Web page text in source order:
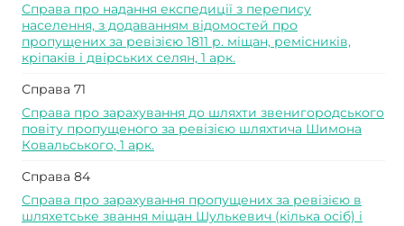
Справа про надання експедиції з перепису
населення, з додаванням відомостей про
пропущених за ревізією 1811 р. міщан, ремісників,
кріпаків і двірських селян, 1 арк.
Справа 71
Справа про зарахування до шляхти звенигородського
повіту пропущеного за ревізією шляхтича Шимона
Ковальського, 1 арк.
Справа 84
Справа про зарахування пропущених за ревізією в
шляхетське звання міщан Шулькевич (кілька осіб) і